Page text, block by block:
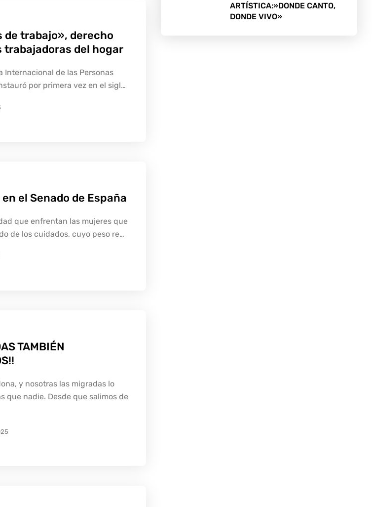
de trabajo», derecho
trabajadoras del hogar
Internacional de las Personas
por primera vez en el sigl…
el Senado de España
que enfrentan las mujeres que
de los cuidados, cuyo peso re…
TAMBIÉN
y nosotras las migradas lo
que nadie. Desde que salimos de
ARTÍSTICA:»DONDE CANTO,
DONDE VIVO»